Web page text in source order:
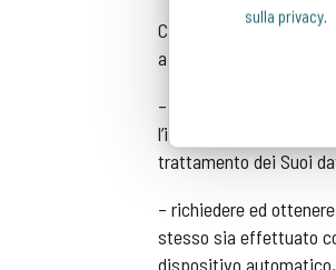
sulla privacy.
Con apposita istanza
ai sensi degli articoli
– chiedere l’accesso
l’integrazione di quelli
trattamento dei Suoi
– richiedere ed
stesso sia effettuato
dispositivo